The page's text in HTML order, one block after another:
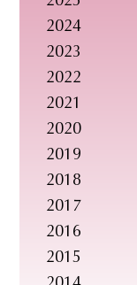
2024
2023
2022
2021
2020
2019
2018
2017
2016
2015